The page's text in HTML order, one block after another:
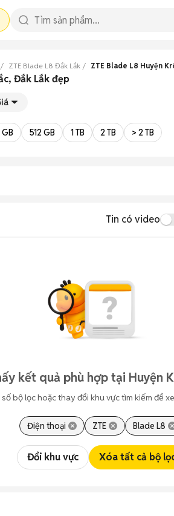
ZTE Blade L8 Đắk Lắk ZTE Blade L8 Huyện
Đắk Lắk đẹp
512 GB 1 TB 2 TB > 2 TB
Tin có video
kết quả phù hợp tại Huyện
bộ lọc hoặc thay đổi khu vực tìm kiếm để
Điện thoại ZTE Blade L8
Đổi khu vực Xóa tất cả bộ